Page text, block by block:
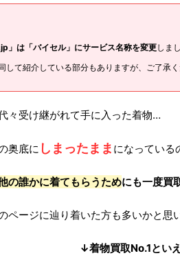
」は「バイセル」にサービス名称を変更しま
して紹介している部分もありますが、ご了承く
々受け継がれて手に入った着物…
奥底に しまったまま になっている
の誰かに着てもらうためにも一度買
ページに辿り着いた方も多いかと思
↓着物買取No.1とい